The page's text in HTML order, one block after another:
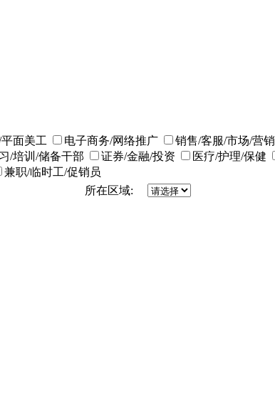
面美工 电子商务/网络推广 销售/客服/市场/营销
/培训/储备干部 证券/金融/投资 医疗/护理/保健
兼职/临时工/促销员
所在区域: